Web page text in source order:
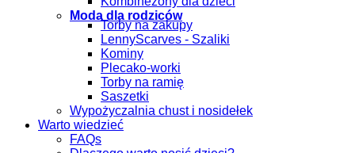
Moda dla rodziców
Torby na zakupy
LennyScarves - Szaliki
Kominy
Plecako-worki
Torby na ramię
Saszetki
Wypożyczalnia chust i nosidełek
Warto wiedzieć
FAQs